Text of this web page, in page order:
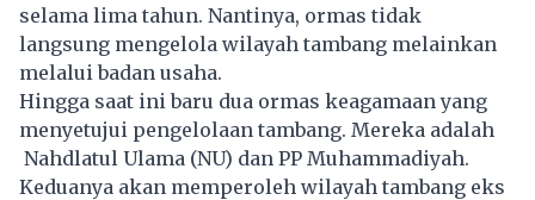
selama lima tahun. Nantinya, ormas tidak
langsung mengelola wilayah tambang melainkan
melalui badan usaha.
Hingga saat ini baru dua ormas keagamaan yang
menyetujui pengelolaan tambang. Mereka adalah
Nahdlatul Ulama (NU) dan PP Muhammadiyah.
Keduanya akan memperoleh wilayah tambang eks